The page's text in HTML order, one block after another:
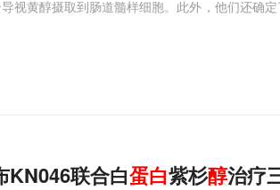
视黄醇摄取到肠道髓样细胞。此外，他们还确
KN046联合白蛋白紫杉醇治疗